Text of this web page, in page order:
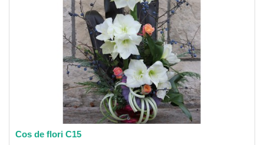
Cos de flori C15